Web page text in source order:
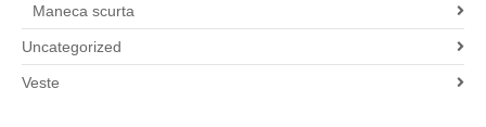
Maneca scurta
Uncategorized
Veste